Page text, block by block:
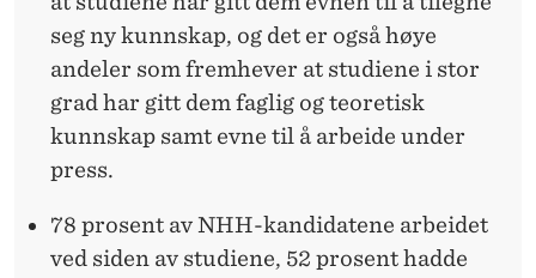
seg ny kunnskap, og det er også høye
andeler som fremhever at studiene i stor
grad har gitt dem faglig og teoretisk
kunnskap samt evne til å arbeide under
press.
78 prosent av NHH-kandidatene arbeidet
ved siden av studiene, 52 prosent hadde